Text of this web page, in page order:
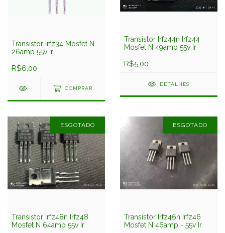
Transistor Irfz34 Mosfet N
26amp 55v Ir
R$6,00
COMPRAR
Transistor Irfz44n Irfz44
Mosfet N 49amp 55v Ir
R$5,00
DETALHES
ESGOTADO
Transistor Irfz48n Irfz48
Mosfet N 64amp 55v Ir
ESGOTADO
Transistor Irfz46n Irfz46
Mosfet N 46amp - 55v Ir